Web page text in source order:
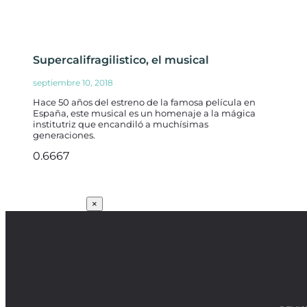
Supercalifragilistico, el musical
septiembre 10, 2018
Hace 50 años del estreno de la famosa película en
España, este musical es un homenaje a la mágica
institutriz que encandiló a muchísimas
generaciones.
×